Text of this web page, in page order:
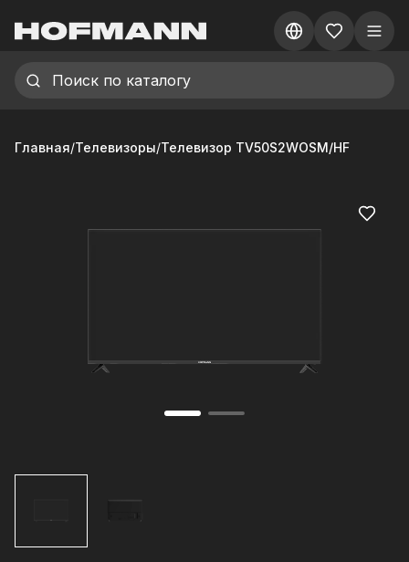
Главная/Телевизоры/Телевизор TV50S2WOSM/HF